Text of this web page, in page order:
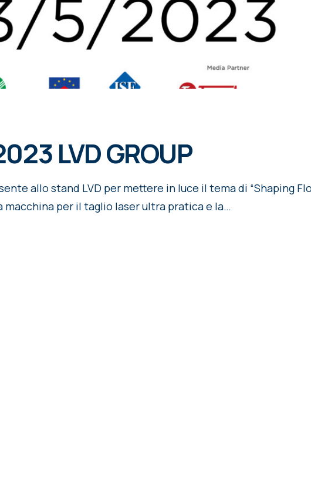
LVD GROUP
allo stand LVD per mettere in luce il tema di “Shaping
per il taglio laser ultra pratica e la…